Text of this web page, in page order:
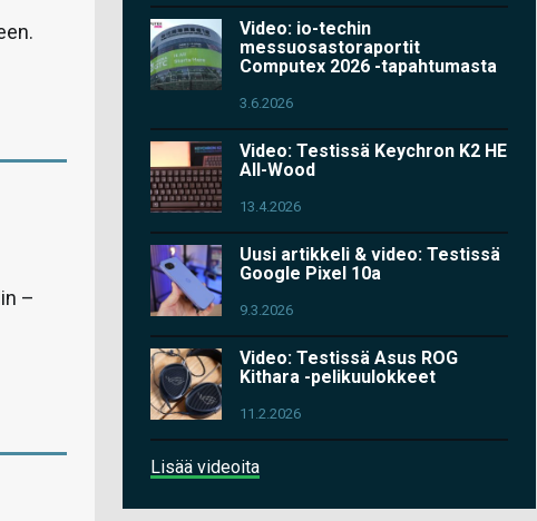
–
Video: io-techin
messuosastoraportit
Computex 2026 -tapahtumasta
3.6.2026
Video: Testissä Keychron K2 HE
All-Wood
13.4.2026
Uusi artikkeli & video: Testissä
Google Pixel 10a
9.3.2026
Video: Testissä Asus ROG
Kithara -pelikuulokkeet
11.2.2026
Lisää videoita